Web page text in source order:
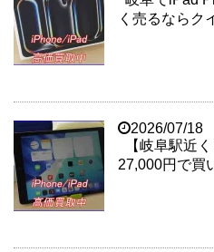
く売るならク
2026/07/18
【岐阜駅近
27,000円で買